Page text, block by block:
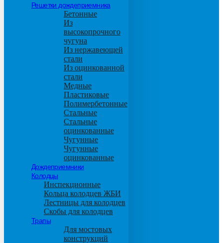
Решетки дождеприемника
Бетонные
Из
высокопрочного
чугуна
Из нержавеющей
стали
Из оцинкованной
стали
Медные
Пластиковые
Полимербетонные
Стальные
Стальные
оцинкованные
Чугунные
Чугунные
оцинкованные
Дождеприемники
Колодцы
Инспекционные
Кольца колодцев ЖБИ
Лестницы для колодцев
Скобы для колодцев
Трапы
Для мостовых
конструкций